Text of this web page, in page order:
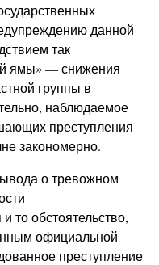
данной
так
ямы» — снижения
группы в
наблюдаемое
преступления
закономерно.
о тревожном
то обстоятельство,
официальной
преступление